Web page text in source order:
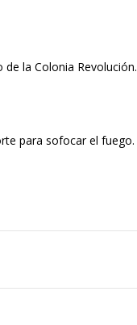
la Colonia Revolución.
para sofocar el fuego.